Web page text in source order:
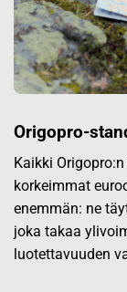
Origopro-
Kaikki
korkeimmat
enemmän: ne
joka takaa
luotettavuuden